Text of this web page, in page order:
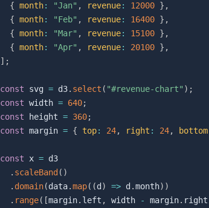
{ month: "Jan" , revenue: 12000 } ,
{ month: "Feb" , revenue: 16400 } ,
{ month: "Mar" , revenue: 15100 } ,
{ month: "Apr" , revenue: 20100 } ,
] ;
const svg = d3. select ( "#revenue-chart" ) ;
const width = 640;
const height = 360;
const margin = { top: 24, right : 24, bottom
const x = d3
. scaleBand ( )
. domain(data.map( (d ) => d .month) )
. range( [margin. left , width - margin. right